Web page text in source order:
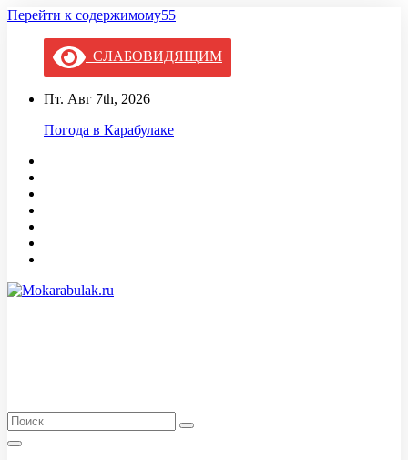
Перейти к содержимому55
СЛАБОВИДЯЩИМ
Пт. Авг 7th, 2026
Погода в Карабулаке